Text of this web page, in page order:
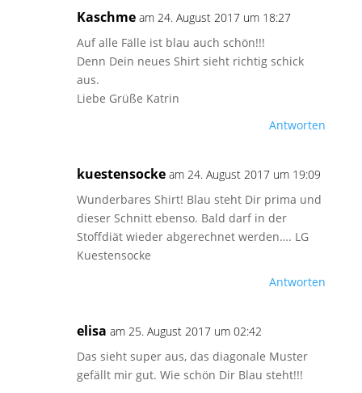
Kaschme am 24. August 2017 um 18:27
Auf alle Fälle ist blau auch schön!!!
Denn Dein neues Shirt sieht richtig schick
aus.
Liebe Grüße Katrin
Antworten
kuestensocke am 24. August 2017 um 19:09
Wunderbares Shirt! Blau steht Dir prima und
dieser Schnitt ebenso. Bald darf in der
Stoffdiät wieder abgerechnet werden…. LG
Kuestensocke
Antworten
elisa am 25. August 2017 um 02:42
Das sieht super aus, das diagonale Muster
gefällt mir gut. Wie schön Dir Blau steht!!!